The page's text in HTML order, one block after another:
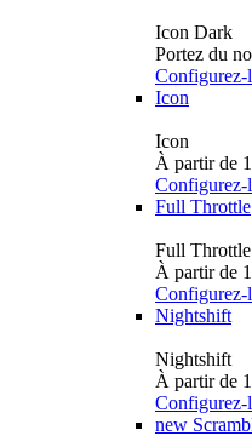
Icon Dark
Portez du
Configurez-
Icon
Icon
À partir de
Configurez-
Full Throttle
Full Throttle
À partir de
Configurez-
Nightshift
Nightshift
À partir de
Configurez-
new